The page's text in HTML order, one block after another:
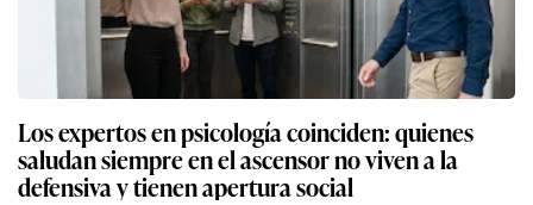
Los expertos en psicología coinciden: quienes
saludan siempre en el ascensor no viven a la
defensiva y tienen apertura social